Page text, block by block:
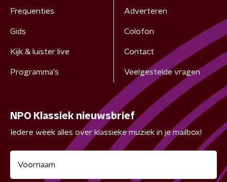
Frequenties
Gids
Kijk & luister live
Programma's
Adverteren
Colofon
Contact
Veelgestelde vragen
NPO Klassiek nieuwsbrief
Iedere week alles over klassieke muziek in je mailbox!